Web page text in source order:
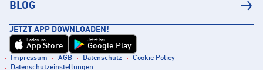
BLOG
JETZT APP DOWNLOADEN!
Laden im
App Store
Jetzt bei
Google Play
Impressum AGB Datenschutz
Cookie Policy
Datenschutzeinstellungen